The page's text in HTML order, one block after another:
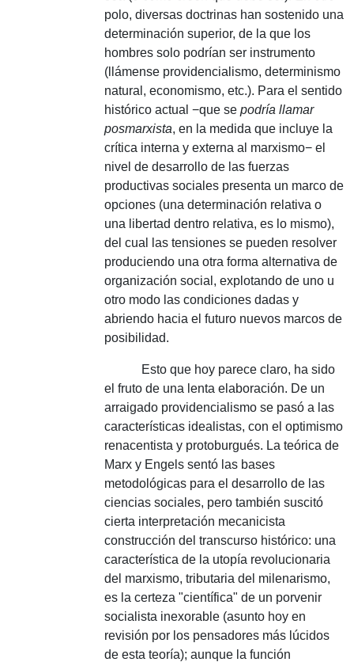
polo, diversas doctrinas han sostenido una
determinación superior, de la que los
hombres solo podrían ser instrumento
(llámense providencialismo, determinismo
natural, economismo, etc.). Para el sentido
histórico actual −que se podría llamar
posmarxista, en la medida que incluye la
crítica interna y externa al marxismo− el
nivel de desarrollo de las fuerzas
productivas sociales presenta un marco de
opciones (una determinación relativa o
una libertad dentro relativa, es lo mismo),
del cual las tensiones se pueden resolver
produciendo una otra forma alternativa de
organización social, explotando de uno u
otro modo las condiciones dadas y
abriendo hacia el futuro nuevos marcos de
posibilidad.
Esto que hoy parece claro, ha sido
el fruto de una lenta elaboración. De un
arraigado providencialismo se pasó a las
características idealistas, con el optimismo
renacentista y protoburgués. La teórica de
Marx y Engels sentó las bases
metodológicas para el desarrollo de las
ciencias sociales, pero también suscitó
cierta interpretación mecanicista
construcción del transcurso histórico: una
característica de la utopía revolucionaria
del marxismo, tributaria del milenarismo,
es la certeza "científica" de un porvenir
socialista inexorable (asunto hoy en
revisión por los pensadores más lúcidos
de esta teoría); aunque la función